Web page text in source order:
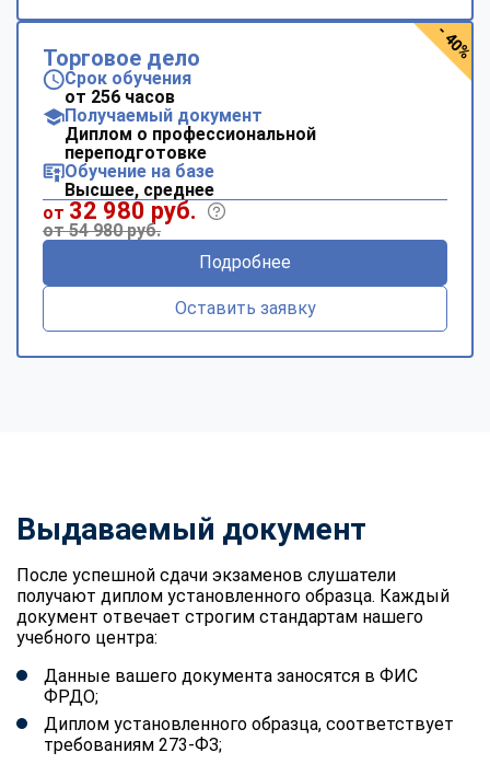
Торговое дело
Срок обучения
от 256 часов
Получаемый документ
Диплом о профессиональной
переподготовке
Обучение на базе
Высшее, среднее
от 32 980 руб.
от 54 980 руб.
Подробнее
Оставить заявку
- 40%
Выдаваемый документ
После успешной сдачи экзаменов слушатели
получают диплом установленного образца. Каждый
документ отвечает строгим стандартам нашего
учебного центра:
Данные вашего документа заносятся в ФИС
ФРДО;
Диплом установленного образца, соответствует
требованиям 273-ФЗ;